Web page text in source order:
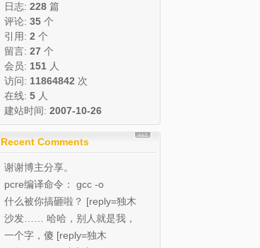
日志: 228 篇
评论: 35 个
引用: 2 个
留言: 27 个
会员: 151 人
访问: 11864842 次
在线: 5 人
建站时间: 2007-10-26
Recent Comments
谢谢博主分享。
pcre编译命令： gcc -o
pcre_de...
什么被你搞砸啦？ [reply=独木
舟,2010...
沙发…… 哈哈，别人就是我，
帮忙种草的…… 我...
一个字，傻 [reply=独木